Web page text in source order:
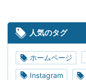
人気のタグ
ホームページ
Instagram